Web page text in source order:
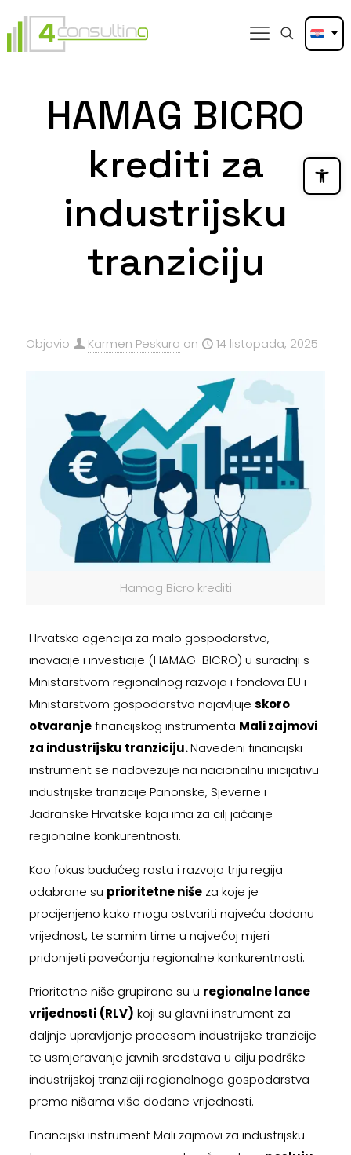
HAMAG BICRO
krediti za
industrijsku
tranziciju
Objavio Karmen Peskura on 14 listopada, 2025
Hamag Bicro krediti
Hrvatska agencija za malo gospodarstvo,
inovacije i investicije (HAMAG-BICRO) u suradnji s
Ministarstvom regionalnog razvoja i fondova EU i
Ministarstvom gospodarstva najavljuje skoro
otvaranjefinancijskog instrumenta Mali zajmovi
za industrijsku tranziciju.Navedeni financijski
instrument se nadovezuje na nacionalnu inicijativu
industrijske tranzicije Panonske, Sjeverne i
Jadranske Hrvatske koja ima za cilj jačanje
regionalne konkurentnosti.
Kao fokus budućeg rasta i razvoja triju regija
odabrane su prioritetne nišeza koje je
procijenjeno kako mogu ostvariti najveću dodanu
vrijednost, te samim time u najvećoj mjeri
pridonijeti povećanju regionalne konkurentnosti.
Prioritetne niše grupirane su u regionalne lance
vrijednosti (RLV) koji su glavni instrument za
daljnje upravljanje procesom industrijske tranzicije
te usmjeravanje javnih sredstava u cilju podrške
industrijskoj tranziciji regionalnoga gospodarstva
prema nišama više dodane vrijednosti.
Financijski instrument Mali zajmovi za industrijsku